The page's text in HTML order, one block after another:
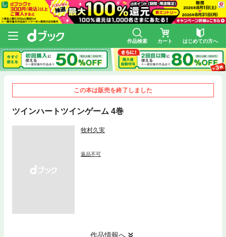
作品検索 カート はじめての方へ
この本は販売を終了しました
ツインハートツインゲーム 4巻
牧村久実
返品不可
作品情報へ